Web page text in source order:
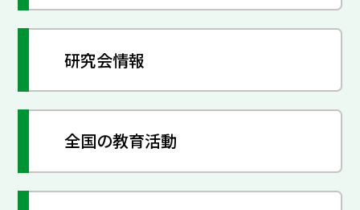
研究会情報
全国の教育活動